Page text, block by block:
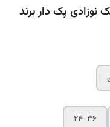
پک دار برند
24-36